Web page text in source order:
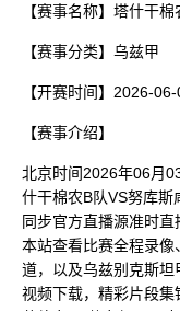
【赛事名称】 塔什干棉
【赛事分类】 乌兹甲
【开赛时间】 2026-
【赛事介绍】
北京时间2026年06月
什干棉农B队VS努库
同步官方直播源准时
本站查看比赛全程录
道，以及乌兹别克斯
视频下载，精彩片段集